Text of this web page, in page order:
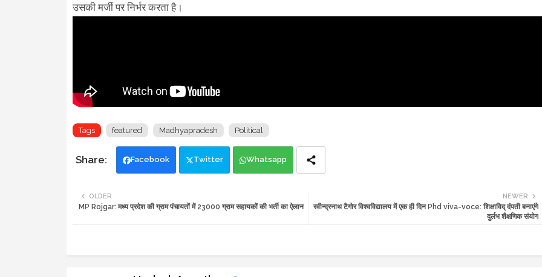
उसकी मर्जी पर निर्भर करता है।
Tags featured Madhyapradesh Political
Facebook Twitter Whatsapp
NEWER
रवीन्द्रनाथ टैगोर विश्वविद्यालय में एक ही दिन Phd viva-voce: शिक्षाविद् दंपती बनाएंगे
दुर्लभ शैक्षणिक संयोग
OLDER
MP Rojgar: मध्य प्रदेश की ग्राम पंचायतों में 23000 ग्राम सहायकों की भर्ती का ऐलान